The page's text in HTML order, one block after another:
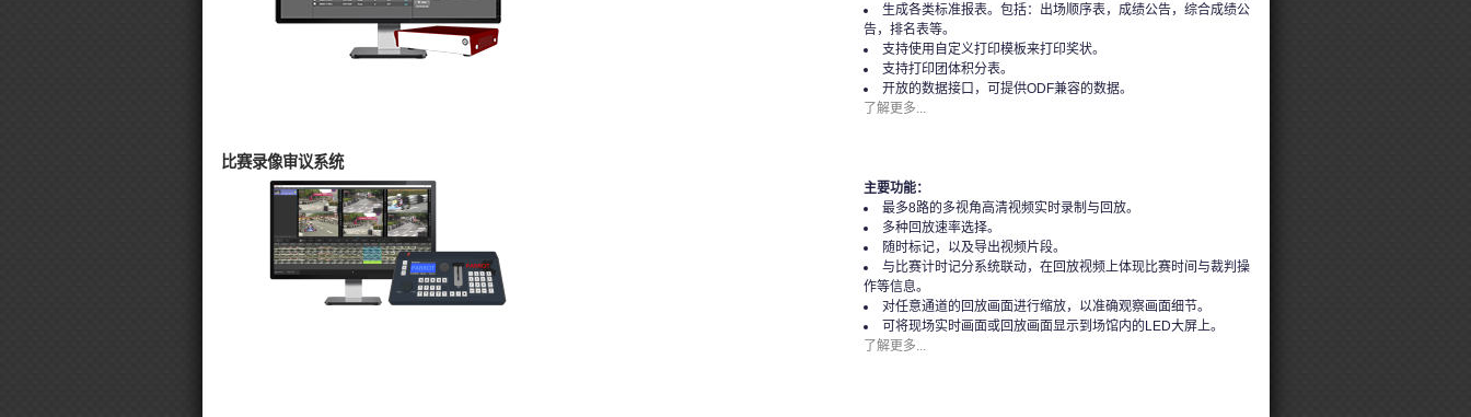
生成各类标准报表。包括：出场顺序表，成绩公告，综合成绩公
告，排名表等。
支持使用自定义打印模板来打印奖状。
支持打印团体积分表。
开放的数据接口，可提供ODF兼容的数据。
了解更多...
比赛录像审议系统
主要功能：
最多8路的多视角高清视频实时录制与回放。
多种回放速率选择。
随时标记，以及导出视频片段。
与比赛计时记分系统联动，在回放视频上体现比赛时间与裁判操
作等信息。
对任意通道的回放画面进行缩放，以准确观察画面细节。
可将现场实时画面或回放画面显示到场馆内的LED大屏上。
了解更多...